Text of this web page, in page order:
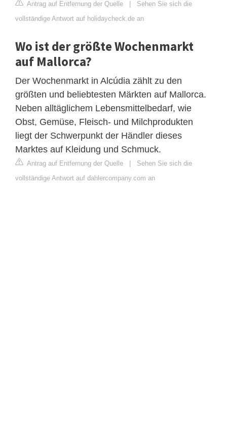
Antrag auf Entfernung der Quelle | Sehen Sie sich die
vollständige Antwort auf holidaycheck.de an
Wo ist der größte Wochenmarkt
auf Mallorca?
Der Wochenmarkt in Alcúdia zählt zu den
größten und beliebtesten Märkten auf Mallorca.
Neben alltäglichem Lebensmittelbedarf, wie
Obst, Gemüse, Fleisch- und Milchprodukten
liegt der Schwerpunkt der Händler dieses
Marktes auf Kleidung und Schmuck.
Antrag auf Entfernung der Quelle | Sehen Sie sich die
vollständige Antwort auf dahlercompany.com an